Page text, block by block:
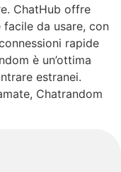
ChatHub offre
facile da usare, con
rapide
è un’ottima
estranei.
Chatrandom